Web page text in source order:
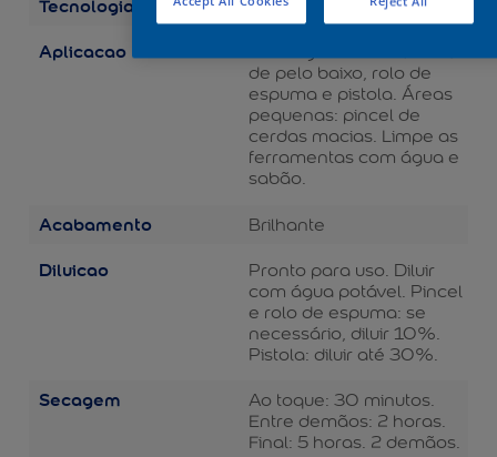
Balance
Aplicacao
de pelo baixo, rolo de
espuma e pistola. Áreas
pequenas: pincel de
cerdas macias. Limpe as
ferramentas com água e
sabão.
Acabamento Brilhante
Diluicao
Pronto para uso. Diluir
com água potável. Pincel
e rolo de espuma: se
necessário, diluir 10%.
Pistola: diluir até 30%.
Secagem
Ao toque: 30 minutos.
Entre demãos: 2 horas.
Final: 5 horas. 2 demãos.